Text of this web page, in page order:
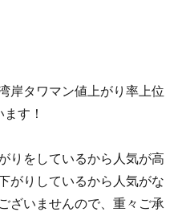
岸タワマン値上がり率上位
す！
りをしているから人気が高
がりしているから人気がな
ざいませんので、重々ご承